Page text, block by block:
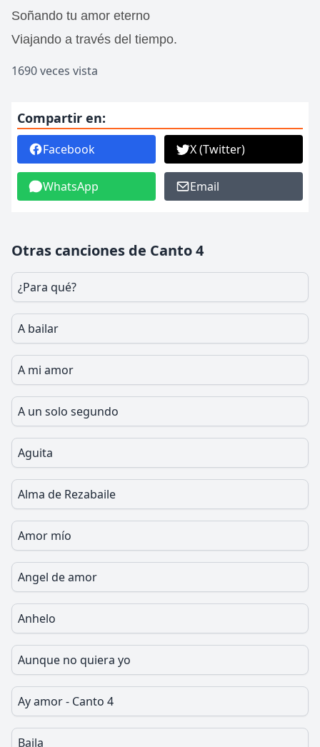
Soñando tu amor eterno
Viajando a través del tiempo.
1690 veces vista
Compartir en:
Facebook X (Twitter)
WhatsApp Email
Otras canciones de Canto 4
¿Para qué?
A bailar
A mi amor
A un solo segundo
Aguita
Alma de Rezabaile
Amor mío
Angel de amor
Anhelo
Aunque no quiera yo
Ay amor - Canto 4
Baila